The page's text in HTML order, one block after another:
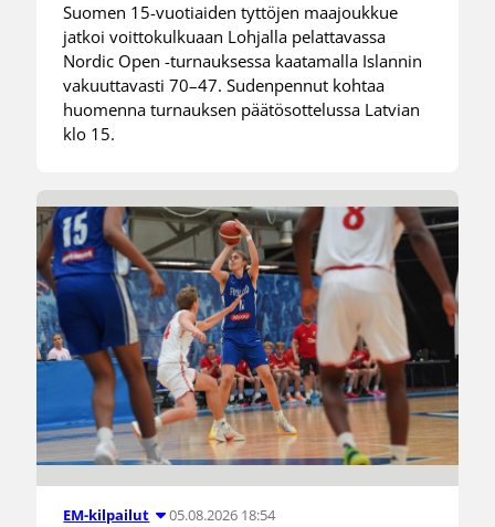
Suomen 15-vuotiaiden tyttöjen maajoukkue
jatkoi voittokulkuaan Lohjalla pelattavassa
Nordic Open -turnauksessa kaatamalla Islannin
vakuuttavasti 70–47. Sudenpennut kohtaa
huomenna turnauksen päätösottelussa Latvian
klo 15.
EM-kilpailut 05.08.2026 18:54